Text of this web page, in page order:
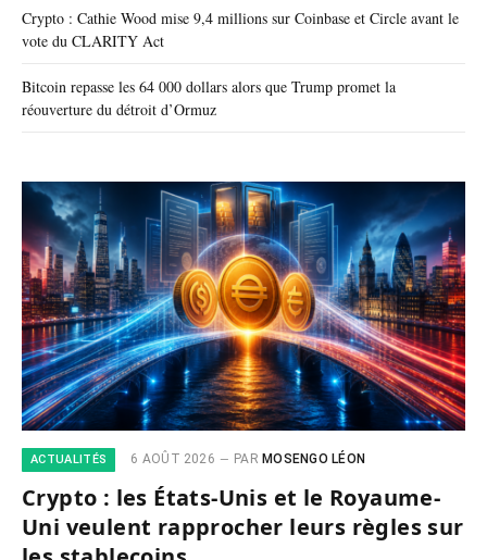
Crypto : Cathie Wood mise 9,4 millions sur Coinbase et Circle avant le
vote du CLARITY Act
Bitcoin repasse les 64 000 dollars alors que Trump promet la
réouverture du détroit d’Ormuz
ACTUALITÉS 6 AOÛT 2026 PAR MOSENGO LÉON
Crypto : les États-Unis et le Royaume-
Uni veulent rapprocher leurs règles sur